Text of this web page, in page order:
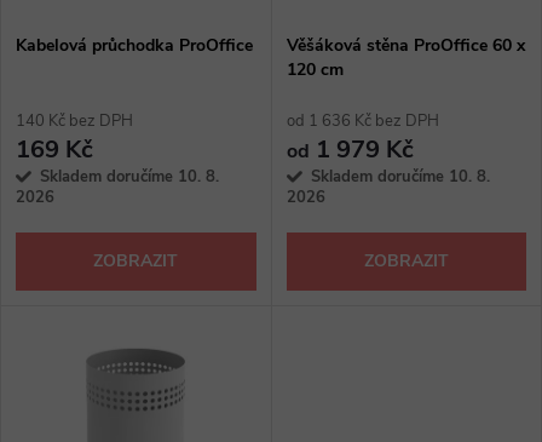
p
r
o
d
u
s
r
o
d
Kabelová průchodka ProOffice
140 Kč bez DPH
169 Kč
Skladem doručíme 10. 8.
2026
ZOBRAZIT
Věšáková stěna ProOffice 60 x
120 cm
od 1 636 Kč bez DPH
od 1 979 Kč
Skladem doručíme 10. 8.
2026
ZOBRAZIT